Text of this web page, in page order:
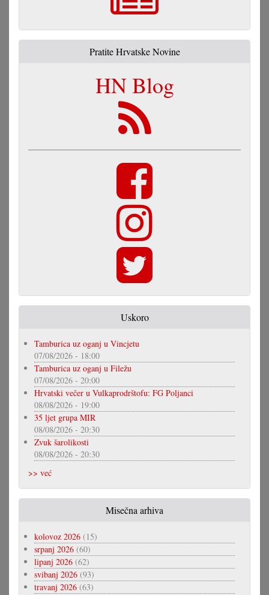
Pratite Hrvatske Novine
HN Blog
Uskoro
Tamburica uz oganj u Vincjetu
07/08/2026 - 18:00
Tamburica uz oganj u Filežu
07/08/2026 - 20:00
Hrvatski večer u Vulkaprodrštofu: FG Poljanci
08/08/2026 - 19:00
35 ljet grupa MIR
08/08/2026 - 20:30
Zvuk šarolikosti
08/08/2026 - 20:30
>> već
Misečna arhiva
kolovoz 2026 (15)
srpanj 2026 (60)
lipanj 2026 (62)
svibanj 2026 (93)
travanj 2026 (63)